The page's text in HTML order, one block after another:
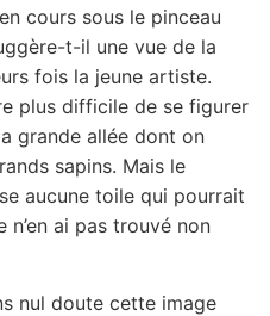
cours sous le pinceau
t-il une vue de la
fois la jeune artiste.
plus difficile de se figurer
grande allée dont on
sapins. Mais le
aucune toile qui pourrait
ai pas trouvé non
nul doute cette image